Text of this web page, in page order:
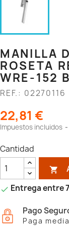
MANILLA
ROSETA
WRE-152
REF.: 02270116
22,81 €
Impuestos incluidos
Cantidad

 Entrega entre
Pago
Paga